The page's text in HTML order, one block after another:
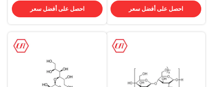
احصل على أفضل سعر
احصل على أفضل سعر